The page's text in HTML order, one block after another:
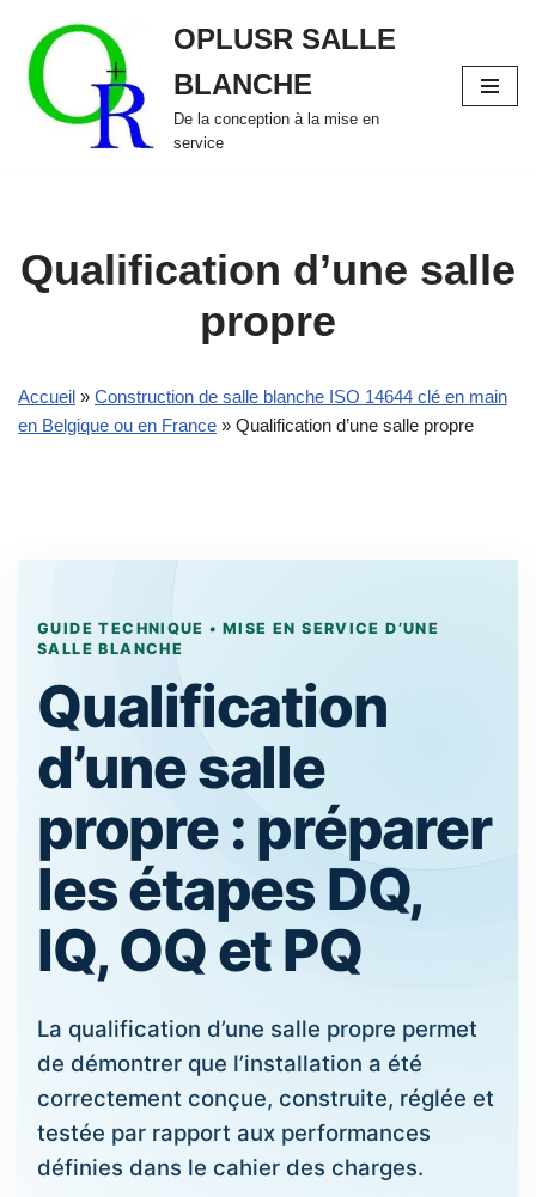
Aller
au
contenu
OPLUSR SALLE
BLANCHE
De la conception à la mise en
service
Qualification d’une salle
propre
Accueil » Construction de salle blanche ISO 14644 clé en main
en Belgique ou en France » Qualification d’une salle propre
GUIDE TECHNIQUE • MISE EN SERVICE D’UNE
SALLE BLANCHE
Qualification
d’une salle
propre : préparer
les étapes DQ,
IQ, OQ et PQ
La qualification d’une salle propre permet
de démontrer que l’installation a été
correctement conçue, construite, réglée et
testée par rapport aux performances
définies dans le cahier des charges.